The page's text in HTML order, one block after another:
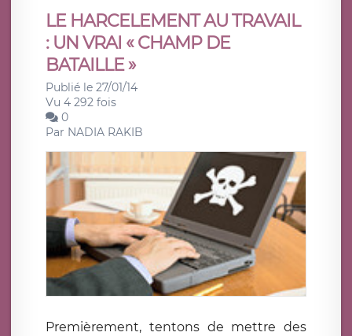
LE HARCELEMENT AU TRAVAIL
: UN VRAI « CHAMP DE
BATAILLE »
Publié le 27/01/14
Vu 4 292 fois
0
Par NADIA RAKIB
Premièrement, tentons de mettre des